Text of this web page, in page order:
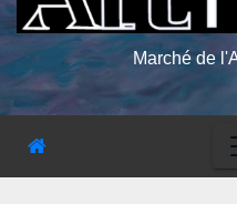
Marché de